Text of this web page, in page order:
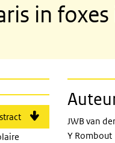
in
JWB van
Y Rombout